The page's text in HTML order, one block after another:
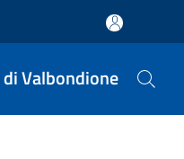
Valbondione